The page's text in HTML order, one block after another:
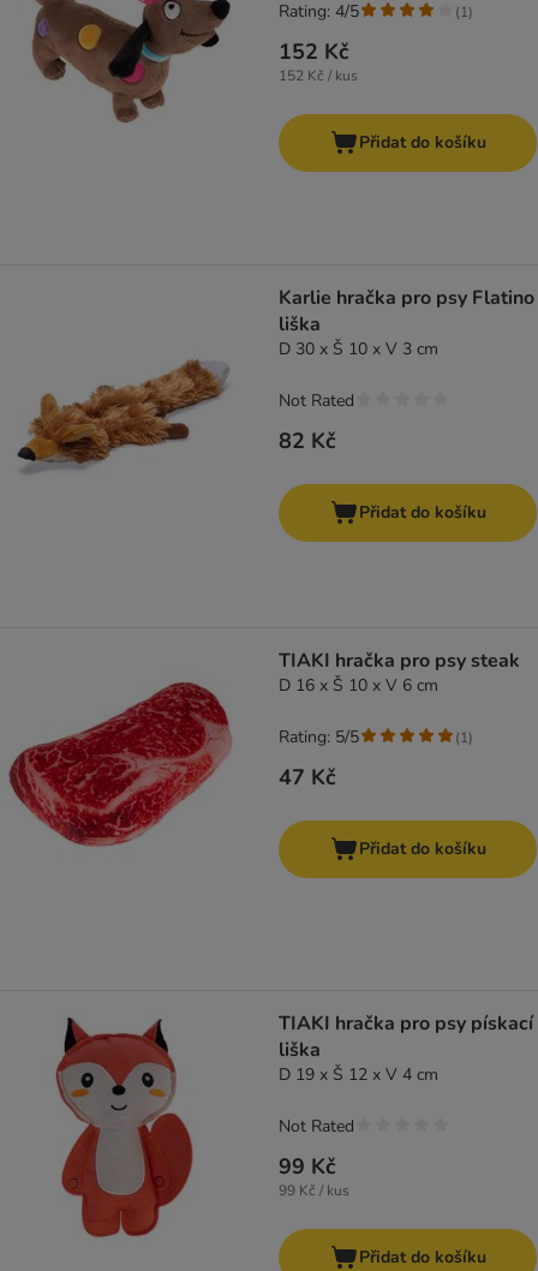
152 Kč
152 Kč / kus
Rating: 4/5 (1)
Přidat do košíku
Karlie hračka pro psy Flatino
liška
D 30 x Š 10 x V 3 cm
82 Kč
Not Rated
Přidat do košíku
TIAKI hračka pro psy steak
D 16 x Š 10 x V 6 cm
47 Kč
Rating: 5/5 (1)
Přidat do košíku
TIAKI hračka pro psy pískací
liška
D 19 x Š 12 x V 4 cm
99 Kč
99 Kč / kus
Not Rated
Přidat do košíku